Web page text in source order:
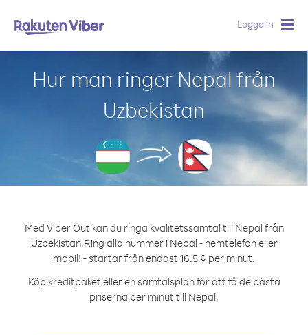
Logga in
Hur man ringer Nepal från
Uzbekistan
Med Viber Out kan du ringa kvalitetssamtal till Nepal från
Uzbekistan.Ring alla nummer i Nepal - hemtelefon eller
mobil! - startar från endast 16.5 ¢ per minut.
Köp kreditpaket eller en samtalsplan för att få de bästa
priserna per minut till Nepal.